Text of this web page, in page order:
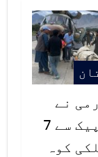
پر
برگمین
کے
کے
نے
براڈ پیک سے 7
کوہ